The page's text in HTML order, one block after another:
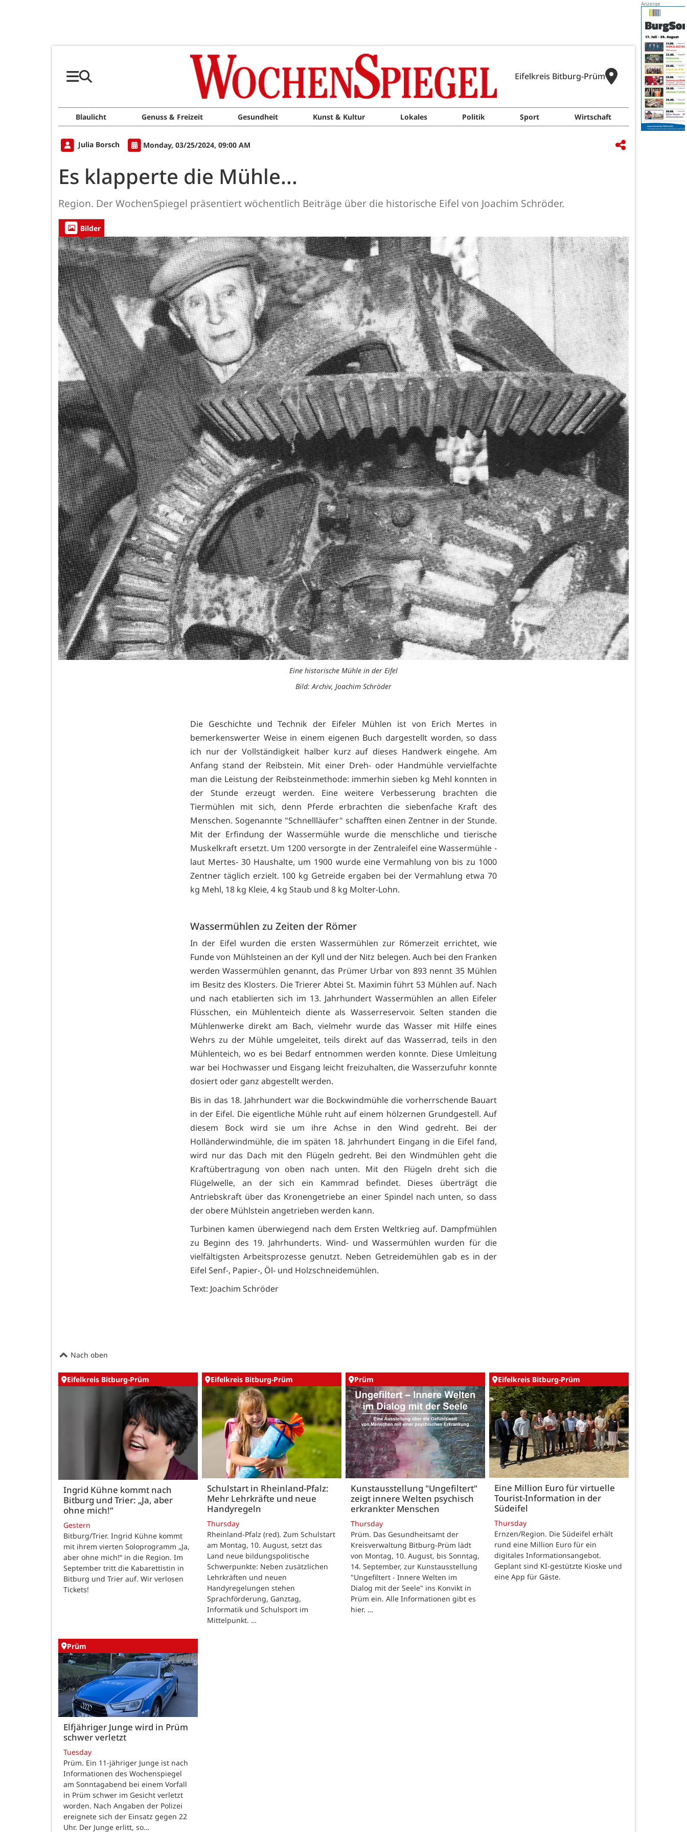
Eifelkreis Bitburg-Prüm
Blaulicht Genuss & Freizeit Gesundheit Kunst & Kultur Lokales Politik Sport Wirtschaft
Julia Borsch Monday, 03/25/2024, 09:00 AM
Es klapperte die Mühle...
Region. Der WochenSpiegel präsentiert wöchentlich Beiträge über die historische Eifel von Joachim Schröder.
Bilder
Eine historische Mühle in der Eifel
Bild: Archiv, Joachim Schröder
Die Geschichte und Technik der Eifeler Mühlen ist von Erich Mertes in
bemerkenswerter Weise in einem eigenen Buch dargestellt worden, so dass
ich nur der Vollständigkeit halber kurz auf dieses Handwerk eingehe. Am
Anfang stand der Reibstein. Mit einer Dreh- oder Handmühle vervielfachte
man die Leistung der Reibsteinmethode: immerhin sieben kg Mehl konnten in
der Stunde erzeugt werden. Eine weitere Verbesserung brachten die
Tiermühlen mit sich, denn Pferde erbrachten die siebenfache Kraft des
Menschen. Sogenannte "Schnellläufer" schafften einen Zentner in der Stunde.
Mit der Erfindung der Wassermühle wurde die menschliche und tierische
Muskelkraft ersetzt. Um 1200 versorgte in der Zentraleifel eine Wassermühle -
laut Mertes- 30 Haushalte, um 1900 wurde eine Vermahlung von bis zu 1000
Zentner täglich erzielt. 100 kg Getreide ergaben bei der Vermahlung etwa 70
kg Mehl, 18 kg Kleie, 4 kg Staub und 8 kg Molter-Lohn.
Wassermühlen zu Zeiten der Römer
In der Eifel wurden die ersten Wassermühlen zur Römerzeit errichtet, wie
Funde von Mühlsteinen an der Kyll und der Nitz belegen. Auch bei den Franken
werden Wassermühlen genannt, das Prümer Urbar von 893 nennt 35 Mühlen
im Besitz des Klosters. Die Trierer Abtei St. Maximin führt 53 Mühlen auf. Nach
und nach etablierten sich im 13. Jahrhundert Wassermühlen an allen Eifeler
Flüsschen, ein Mühlenteich diente als Wasserreservoir. Selten standen die
Mühlenwerke direkt am Bach, vielmehr wurde das Wasser mit Hilfe eines
Wehrs zu der Mühle umgeleitet, teils direkt auf das Wasserrad, teils in den
Mühlenteich, wo es bei Bedarf entnommen werden konnte. Diese Umleitung
war bei Hochwasser und Eisgang leicht freizuhalten, die Wasserzufuhr konnte
dosiert oder ganz abgestellt werden.
Bis in das 18. Jahrhundert war die Bockwindmühle die vorherrschende Bauart
in der Eifel. Die eigentliche Mühle ruht auf einem hölzernen Grundgestell. Auf
diesem Bock wird sie um ihre Achse in den Wind gedreht. Bei der
Holländerwindmühle, die im späten 18. Jahrhundert Eingang in die Eifel fand,
wird nur das Dach mit den Flügeln gedreht. Bei den Windmühlen geht die
Kraftübertragung von oben nach unten. Mit den Flügeln dreht sich die
Flügelwelle, an der sich ein Kammrad befindet. Dieses überträgt die
Antriebskraft über das Kronengetriebe an einer Spindel nach unten, so dass
der obere Mühlstein angetrieben werden kann.
Turbinen kamen überwiegend nach dem Ersten Weltkrieg auf. Dampfmühlen
zu Beginn des 19. Jahrhunderts. Wind- und Wassermühlen wurden für die
vielfältigsten Arbeitsprozesse genutzt. Neben Getreidemühlen gab es in der
Eifel Senf-, Papier-, Öl- und Holzschneidemühlen.
Text: Joachim Schröder
Nach oben
Eifelkreis Bitburg-Prüm
Ingrid Kühne kommt nach
Bitburg und Trier: „Ja, aber
ohne mich!“
Gestern
Bitburg/Trier. Ingrid Kühne kommt
mit ihrem vierten Soloprogramm „Ja,
aber ohne mich!“ in die Region. Im
September tritt die Kabarettistin in
Bitburg und Trier auf. Wir verlosen
Tickets!
Eifelkreis Bitburg-Prüm
Schulstart in Rheinland-Pfalz:
Mehr Lehrkräfte und neue
Handyregeln
Thursday
Rheinland-Pfalz (red). Zum Schulstart
am Montag, 10. August, setzt das
Land neue bildungspolitische
Schwerpunkte: Neben zusätzlichen
Lehrkräften und neuen
Handyregelungen stehen
Sprachförderung, Ganztag,
Informatik und Schulsport im
Mittelpunkt. …
Prüm
Kunstausstellung "Ungefiltert"
zeigt innere Welten psychisch
erkrankter Menschen
Thursday
Prüm. Das Gesundheitsamt der
Kreisverwaltung Bitburg-Prüm lädt
von Montag, 10. August, bis Sonntag,
14. September, zur Kunstausstellung
"Ungefiltert - Innere Welten im
Dialog mit der Seele" ins Konvikt in
Prüm ein. Alle Informationen gibt es
hier. …
Eifelkreis Bitburg-Prüm
Eine Million Euro für virtuelle
Tourist-Information in der
Südeifel
Thursday
Ernzen/Region. Die Südeifel erhält
rund eine Million Euro für ein
digitales Informationsangebot.
Geplant sind KI-gestützte Kioske und
eine App für Gäste.
Prüm
Elfjähriger Junge wird in Prüm
schwer verletzt
Tuesday
Prüm. Ein 11-jähriger Junge ist nach
Informationen des Wochenspiegel
am Sonntagabend bei einem Vorfall
in Prüm schwer im Gesicht verletzt
worden. Nach Angaben der Polizei
ereignete sich der Einsatz gegen 22
Uhr. Der Junge erlitt, so…